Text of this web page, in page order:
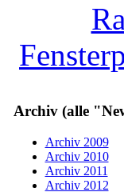
Archiv (alle
Archiv 2009
Archiv 2010
Archiv 2011
Archiv 2012